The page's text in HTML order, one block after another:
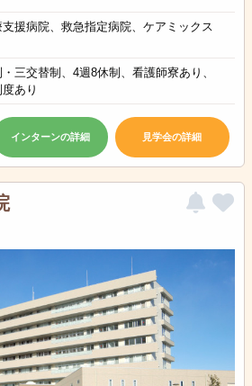
援病院、救急指定病院、ケアミックス
三交替制、4週8休制、看護師寮あり、
あり
インターンの詳細 見学会の詳細